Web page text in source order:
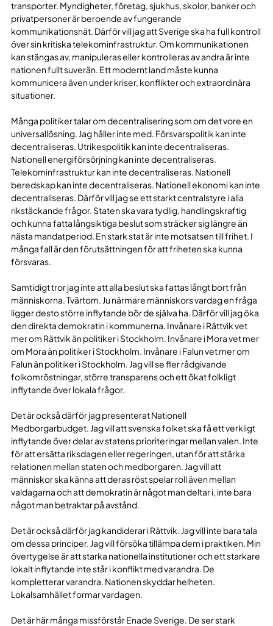
transporter. Myndigheter, företag, sjukhus, skolor, banker och
privatpersoner är beroende av fungerande
kommunikationsnät. Därför vill jag att Sverige ska ha full kontroll
över sin kritiska telekominfrastruktur. Om kommunikationen
kan stängas av, manipuleras eller kontrolleras av andra är inte
nationen fullt suverän. Ett modernt land måste kunna
kommunicera även under kriser, konflikter och extraordinära
situationer.
Många politiker talar om decentralisering som om det vore en
universallösning. Jag håller inte med. Försvarspolitik kan inte
decentraliseras. Utrikespolitik kan inte decentraliseras.
Nationell energiförsörjning kan inte decentraliseras.
Telekominfrastruktur kan inte decentraliseras. Nationell
beredskap kan inte decentraliseras. Nationell ekonomi kan inte
decentraliseras. Därför vill jag se ett starkt centralstyre i alla
rikstäckande frågor. Staten ska vara tydlig, handlingskraftig
och kunna fatta långsiktiga beslut som sträcker sig längre än
nästa mandatperiod. En stark stat är inte motsatsen till frihet. I
många fall är den förutsättningen för att friheten ska kunna
försvaras.
Samtidigt tror jag inte att alla beslut ska fattas långt bort från
människorna. Tvärtom. Ju närmare människors vardag en fråga
ligger desto större inflytande bör de själva ha. Därför vill jag öka
den direkta demokratin i kommunerna. Invånare i Rättvik vet
mer om Rättvik än politiker i Stockholm. Invånare i Mora vet mer
om Mora än politiker i Stockholm. Invånare i Falun vet mer om
Falun än politiker i Stockholm. Jag vill se fler rådgivande
folkomröstningar, större transparens och ett ökat folkligt
inflytande över lokala frågor.
Det är också därför jag presenterat Nationell
Medborgarbudget. Jag vill att svenska folket ska få ett verkligt
inflytande över delar av statens prioriteringar mellan valen. Inte
för att ersätta riksdagen eller regeringen, utan för att stärka
relationen mellan staten och medborgaren. Jag vill att
människor ska känna att deras röst spelar roll även mellan
valdagarna och att demokratin är något man deltar i, inte bara
något man betraktar på avstånd.
Det är också därför jag kandiderar i Rättvik. Jag vill inte bara tala
om dessa principer. Jag vill försöka tillämpa dem i praktiken. Min
övertygelse är att starka nationella institutioner och ett starkare
lokalt inflytande inte står i konflikt med varandra. De
kompletterar varandra. Nationen skyddar helheten.
Lokalsamhället formar vardagen.
Det är här många missförstår Enade Sverige. De ser stark